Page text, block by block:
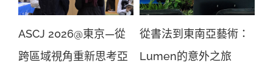
ASCJ 2026@東京—從
跨區域視角重新思考亞
從書法到東南亞藝術：
Lumen的意外之旅